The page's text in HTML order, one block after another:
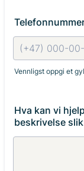
Vennligst oppgi et
Hva kan vi
beskrivelse